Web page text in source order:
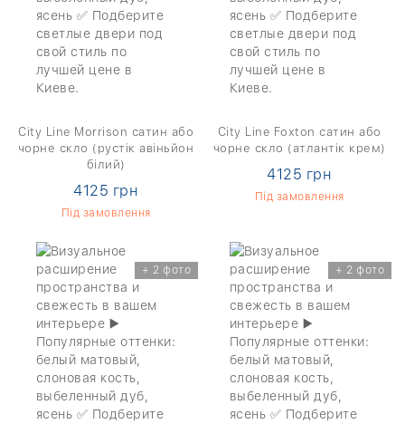
City Line Morrison сатин або
чорне скло (рустік авіньйон
білий)
4125 грн
Під замовлення
City Line Foxton сатин або
чорне скло (атлантік крем)
4125 грн
Під замовлення
+ 2 фото + 2 фото